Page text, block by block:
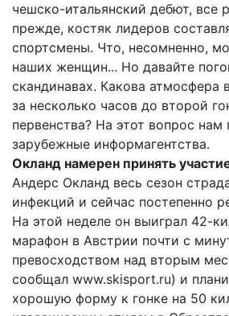
чешско-итальянский дебют, все
прежде, костяк лидеров
спортсмены. Что, несомненно,
наших женщин... Но давайте
скандинавах. Какова атмосфера
за несколько часов до второй
первенства? На этот вопрос нам
зарубежные информагентства.
Окланд намерен принять
Андерс Окланд весь сезон
инфекций и сейчас постепенно
На этой неделе он выиграл 42-
марафон в Австрии почти с
превосходством над вторым
сообщал www.skisport.ru) и
хорошую форму к гонке на 50